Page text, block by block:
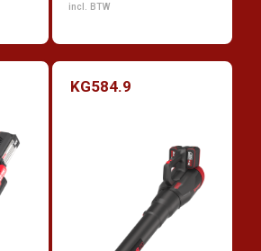
incl. BTW
KG584.9